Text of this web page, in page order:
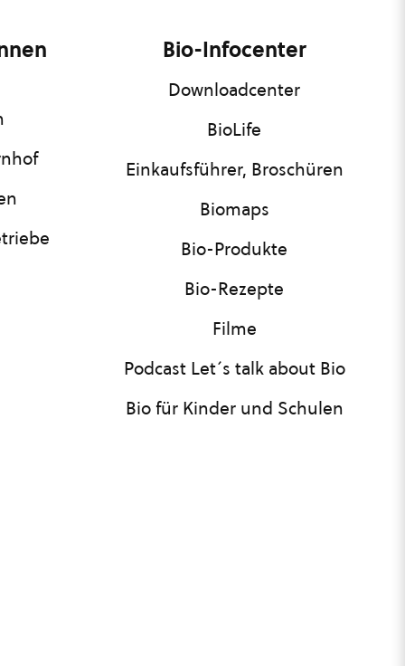
Bio-Infocenter
Downloadcenter
BioLife
Einkaufsführer, Broschüren
Biomaps
Bio-Produkte
Bio-Rezepte
Filme
Podcast Let´s talk about Bio
Bio für Kinder und Schulen